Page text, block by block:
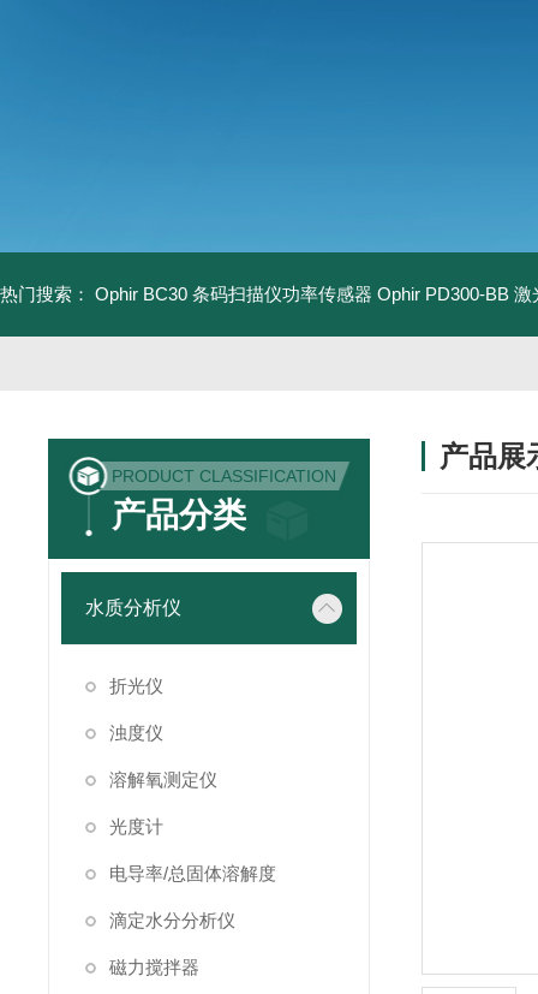
热门搜索： Ophir BC30 条码扫描仪功率传感器 Ophir PD300-BB
PRODUCT CLASSIFICATION
产品分类
水质分析仪
折光仪
浊度仪
溶解氧测定仪
光度计
电导率/总固体溶解度
滴定水分分析仪
磁力搅拌器
产品展